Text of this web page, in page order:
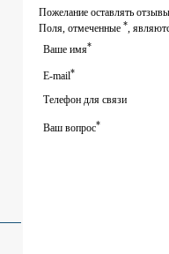
Пожелание оставлять
Поля, отмеченные *,
Ваше имя*
E-mail*
Телефон для связи
Ваш вопрос*